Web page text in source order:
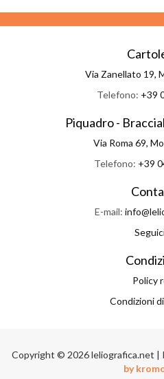
Via Zanellato 19,
Telefono: +39
Piquadro -
Via Roma 69,
Telefono: +39
E-mail:
Policy
Condizioni
Copyright © 2026 leliografica.net |
by